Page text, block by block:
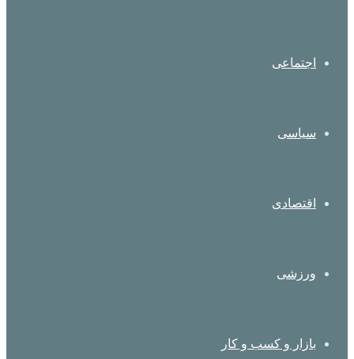
اجتماعی
سیاسی
اقتصادی
ورزشی
بازار و کسب و کار